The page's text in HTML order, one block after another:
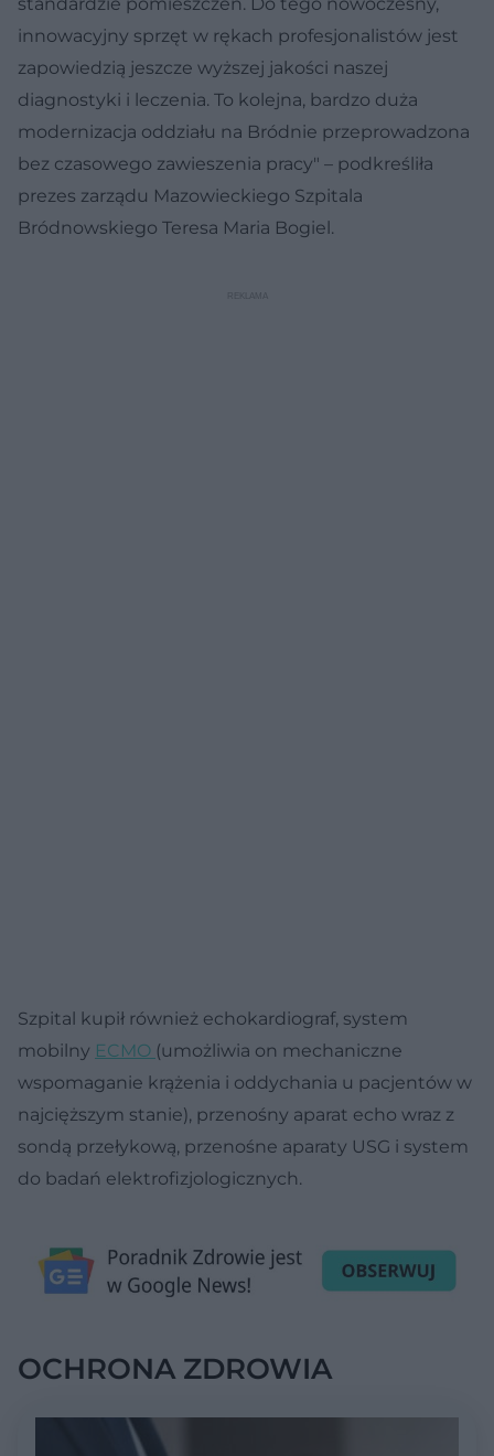
innowacyjny sprzęt w rękach profesjonalistów jest
zapowiedzią jeszcze wyższej jakości naszej
diagnostyki i leczenia. To kolejna, bardzo duża
modernizacja oddziału na Bródnie przeprowadzona
bez czasowego zawieszenia pracy" – podkreśliła
prezes zarządu Mazowieckiego Szpitala
Bródnowskiego Teresa Maria Bogiel.
Szpital kupił również echokardiograf, system
mobilny ECMO (umożliwia on mechaniczne
wspomaganie krążenia i oddychania u pacjentów w
najcięższym stanie), przenośny aparat echo wraz z
sondą przełykową, przenośne aparaty USG i system
do badań elektrofizjologicznych.
OCHRONA ZDROWIA